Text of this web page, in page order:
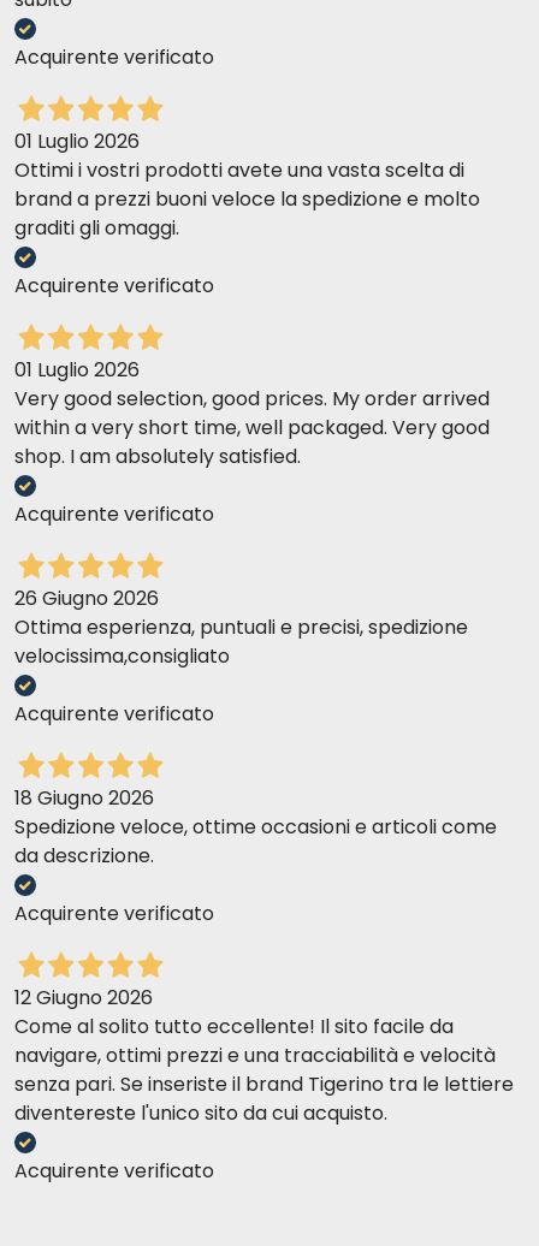
Acquirente verificato
01 Luglio 2026
Ottimi i vostri prodotti avete una vasta scelta di
brand a prezzi buoni veloce la spedizione e molto
graditi gli omaggi.
Acquirente verificato
01 Luglio 2026
Very good selection, good prices. My order arrived
within a very short time, well packaged. Very good
shop. I am absolutely satisfied.
Acquirente verificato
26 Giugno 2026
Ottima esperienza, puntuali e precisi, spedizione
velocissima,consigliato
Acquirente verificato
18 Giugno 2026
Spedizione veloce, ottime occasioni e articoli come
da descrizione.
Acquirente verificato
12 Giugno 2026
Come al solito tutto eccellente! Il sito facile da
navigare, ottimi prezzi e una tracciabilità e velocità
senza pari. Se inseriste il brand Tigerino tra le lettiere
diventereste l'unico sito da cui acquisto.
Acquirente verificato